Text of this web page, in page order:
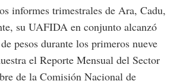
informes trimestrales de Ara, Cadu,
su UAFIDA en conjunto alcanzó
pesos durante los primeros nueve
el Reporte Mensual del Sector
de la Comisión Nacional de